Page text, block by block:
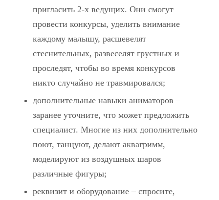
пригласить 2-х ведущих. Они смогут
провести конкурсы, уделить внимание
каждому малышу, расшевелят
стеснительных, развеселят грустных и
проследят, чтобы во время конкурсов
никто случайно не травмировался;
дополнительные навыки аниматоров –
заранее уточните, что может предложить
специалист. Многие из них дополнительно
поют, танцуют, делают аквагримм,
моделируют из воздушных шаров
различные фигуры;
реквизит и оборудование – спросите,